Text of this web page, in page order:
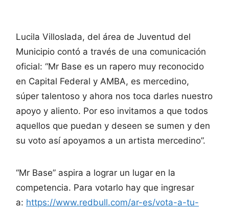
Lucila Villoslada, del área de Juventud del
Municipio contó a través de una comunicación
oficial: “Mr Base es un rapero muy reconocido
en Capital Federal y AMBA, es mercedino,
súper talentoso y ahora nos toca darles nuestro
apoyo y aliento. Por eso invitamos a que todos
aquellos que puedan y deseen se sumen y den
su voto así apoyamos a un artista mercedino”.
“Mr Base” aspira a lograr un lugar en la
competencia. Para votarlo hay que ingresar
a: https://www.redbull.com/ar-es/vota-a-tu-